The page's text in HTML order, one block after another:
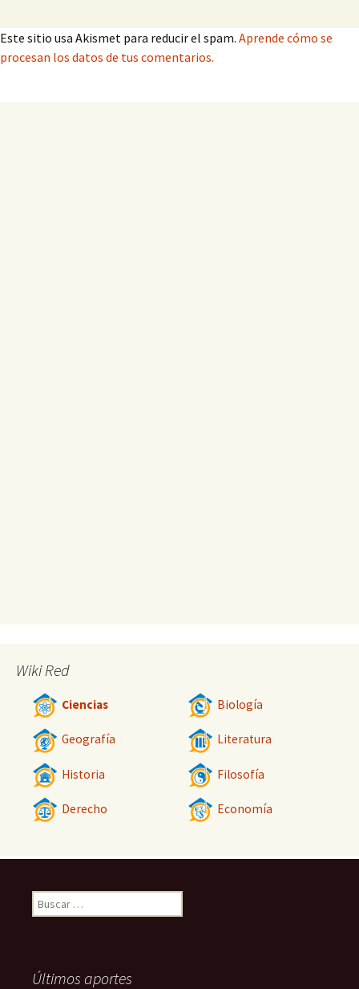
Este sitio usa Akismet para reducir el spam. Aprende cómo se
procesan los datos de tus comentarios.
Wiki Red
Ciencias Biología
Geografía Literatura
Historia Filosofía
Derecho Economía
Buscar:
Últimos aportes